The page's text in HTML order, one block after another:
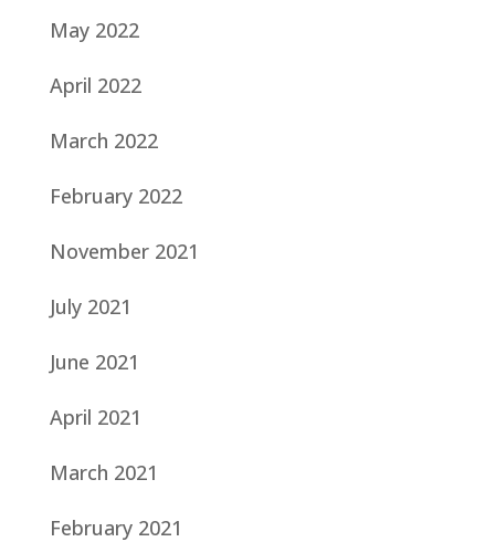
May 2022
April 2022
March 2022
February 2022
November 2021
July 2021
June 2021
April 2021
March 2021
February 2021